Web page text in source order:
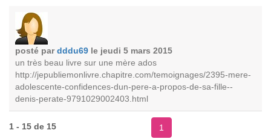
posté pardddu69 le jeudi 5 mars 2015
un très beau livre sur une mère ados
http://jepubliemonlivre.chapitre.com/temoignages/2395-mere-
adolescente-confidences-dun-pere-a-propos-de-sa-fille--
denis-perate-9791029002403.html
1 - 15 de 15 1